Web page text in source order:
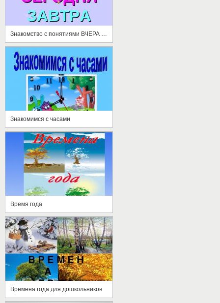
Знакомимся с часами
Время года
Времена года для дошкольников